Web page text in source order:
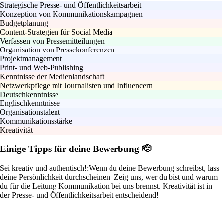
Strategische Presse- und Öffentlichkeitsarbeit
Konzeption von Kommunikationskampagnen
Budgetplanung
Content-Strategien für Social Media
Verfassen von Pressemitteilungen
Organisation von Pressekonferenzen
Projektmanagement
Print- und Web-Publishing
Kenntnisse der Medienlandschaft
Netzwerkpflege mit Journalisten und Influencern
Deutschkenntnisse
Englischkenntnisse
Organisationstalent
Kommunikationsstärke
Kreativität
Einige Tipps für deine Bewerbung 🫡
Sei kreativ und authentisch!:Wenn du deine Bewerbung schreibst, lass
deine Persönlichkeit durchscheinen. Zeig uns, wer du bist und warum
du für die Leitung Kommunikation bei uns brennst. Kreativität ist in
der Presse- und Öffentlichkeitsarbeit entscheidend!